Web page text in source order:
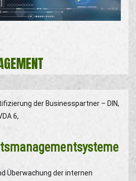
der Businesspartner – DIN,
6,
Überwachung der internen